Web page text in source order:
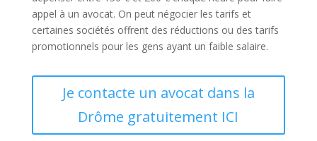
appel à un avocat. On peut négocier les tarifs et
certaines sociétés offrent des réductions ou des tarifs
promotionnels pour les gens ayant un faible salaire.
Je contacte un avocat dans la
Drôme gratuitement ICI